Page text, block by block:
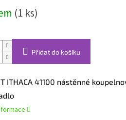
(1 ks)
Přidat do košíku
ITHACA 41100 nástěnné